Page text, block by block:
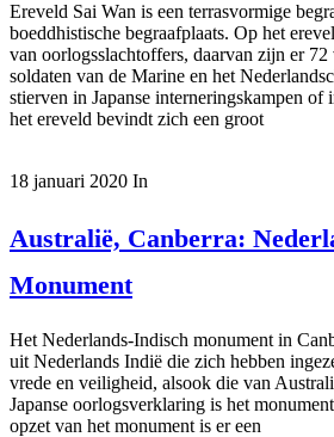
Ereveld Sai Wan is een terrasvormige
boeddhistische begraafplaats. Op het
van oorlogsslachtoffers, daarvan zijn er 72
soldaten van de Marine en het
stierven in Japanse interneringskampen
het ereveld bevindt zich een groot
18 januari 2020 In
Australië, Canberra:
Monument
Het Nederlands-Indisch monument in
uit Nederlands Indië die zich hebben
vrede en veiligheid, alsook die van
Japanse oorlogsverklaring is het
opzet van het monument is er een